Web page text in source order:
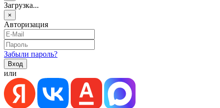
Загрузка...
×
Авторизация
Забыли пароль?
или